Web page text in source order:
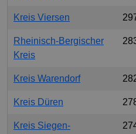
Kreis Viersen
Rheinisch-Bergischer
Kreis
Kreis Warendorf
Kreis Düren
Kreis Siegen-